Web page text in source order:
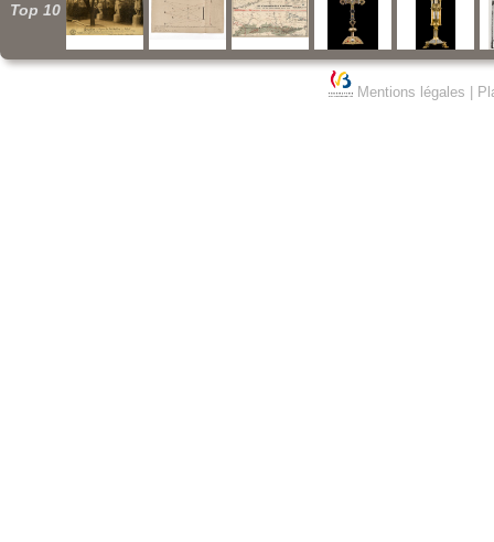
Top 10
Mentions légales